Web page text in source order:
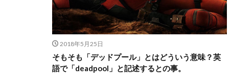
2018年5月25日
そもそも「デッドプール」とはどういう意味？英
語で「deadpool」と記述するとの事。